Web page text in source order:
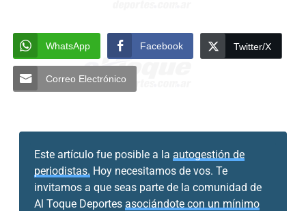
WhatsApp Facebook Twitter/X
Correo Electrónico
Este artículo fue posible a la autogestión de
periodistas. Hoy necesitamos de vos. Te
invitamos a que seas parte de la comunidad de
Al Toque Deportes asociándote con un mínimo